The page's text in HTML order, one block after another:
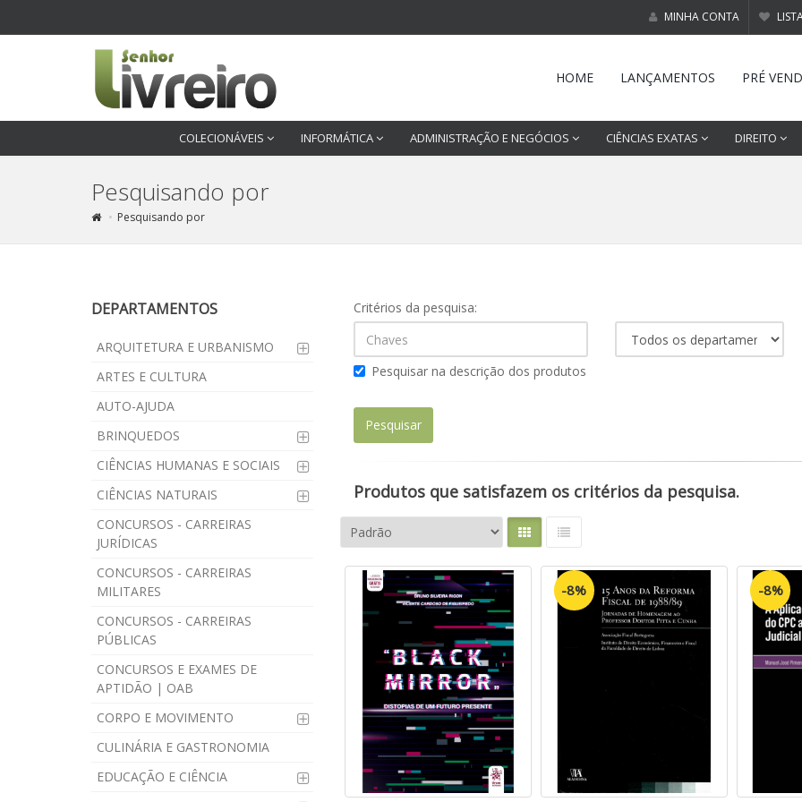
MINHA CONTA
HOME LANÇAMENTOS PRÉ
COLECIONÁVEIS INFORMÁTICA ADMINISTRAÇÃO E NEGÓCIOS CIÊNCIAS EXATAS DIREITO
Pesquisando por
Pesquisando por
DEPARTAMENTOS
ARQUITETURA E URBANISMO
ARTES E CULTURA
AUTO-AJUDA
BRINQUEDOS
CIÊNCIAS HUMANAS E SOCIAIS
CIÊNCIAS NATURAIS
CONCURSOS - CARREIRAS
JURÍDICAS
CONCURSOS - CARREIRAS
MILITARES
CONCURSOS - CARREIRAS
PÚBLICAS
CONCURSOS E EXAMES DE
APTIDÃO | OAB
CORPO E MOVIMENTO
CULINÁRIA E GASTRONOMIA
EDUCAÇÃO E CIÊNCIA
Critérios da pesquisa:
Pesquisar na descrição dos produtos
Produtos que satisfazem os critérios da pesquisa.
-8% -8%